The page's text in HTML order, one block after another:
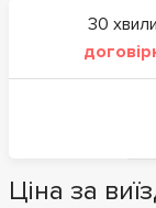
30
Ціна за